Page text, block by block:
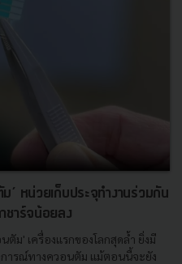
’ หน่วยเก็บประจุทำงานร่วมกัน
ชาร์จน้อยลง
ม' เครื่องแรกของโลกสุดล้ำ ยิ่งมี
ารณ์ทางควอนตัม แม้ตอนนี้จะยัง